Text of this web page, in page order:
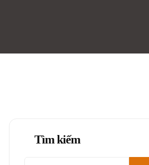
Tìm kiếm